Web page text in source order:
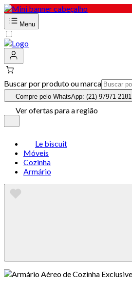
Menu
Buscar por produto ou marca
Compre pelo WhatsApp: (21) 97971-2181
Ver ofertas para a região
Le biscuit
Móveis
Cozinha
Armário